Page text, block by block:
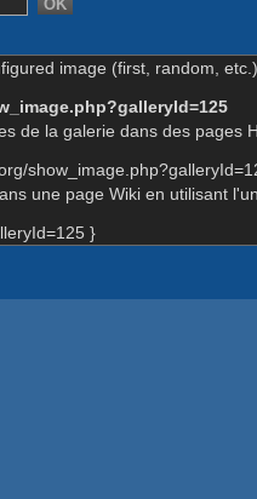
image (first, random,
de la galerie dans des pages
une page Wiki en utilisant
}